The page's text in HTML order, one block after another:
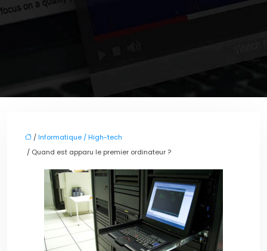
/Informatique / High-tech
/ Quand est apparu le premier ordinateur ?